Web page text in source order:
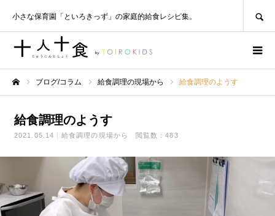
小さな保育園「といろきっず」の家庭的給食レシピ集。
ブログ/コラム 給食調理の現場から 給食調理のようす
給食調理のようす
2021.05.14 給食調理の現場から 閲覧数：483